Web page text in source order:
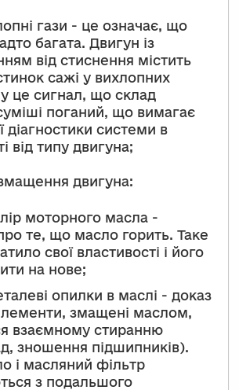
гази - це означає, що
багата. Двигун із
від стиснення містить
сажі у вихлопних
це сигнал, що склад
поганий, що вимагає
діагностики системи в
від типу двигуна;
двигуна:
моторного масла -
те, що масло горить. Таке
свої властивості і його
на нове;
опилки в маслі - доказ
змащені маслом,
взаємному стиранню
зношення підшипників).
і масляний фільтр
з подальшого